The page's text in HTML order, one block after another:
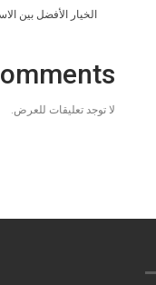
الخيار الأفضل بين
لا توجد تعليقات للعرض.